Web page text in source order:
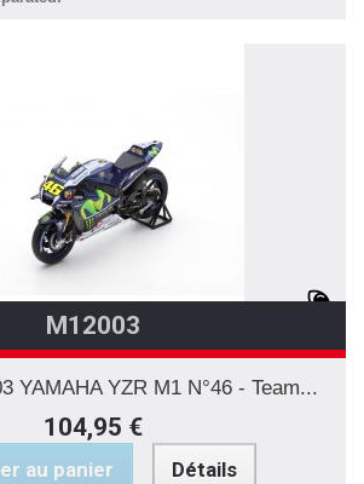
M12003
YAMAHA YZR M1 N°46 - Team...
104,95 €
au panier Détails